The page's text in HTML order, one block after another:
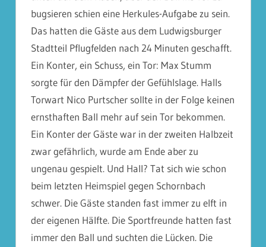
bugsieren schien eine Herkules-Aufgabe zu sein.
Das hatten die Gäste aus dem Ludwigsburger
Stadtteil Pflugfelden nach 24 Minuten geschafft.
Ein Konter, ein Schuss, ein Tor: Max Stumm
sorgte für den Dämpfer der Gefühlslage. Halls
Torwart Nico Purtscher sollte in der Folge keinen
ernsthaften Ball mehr auf sein Tor bekommen.
Ein Konter der Gäste war in der zweiten Halbzeit
zwar gefährlich, wurde am Ende aber zu
ungenau gespielt. Und Hall? Tat sich wie schon
beim letzten Heimspiel gegen Schornbach
schwer. Die Gäste standen fast immer zu elft in
der eigenen Hälfte. Die Sportfreunde hatten fast
immer den Ball und suchten die Lücken. Die